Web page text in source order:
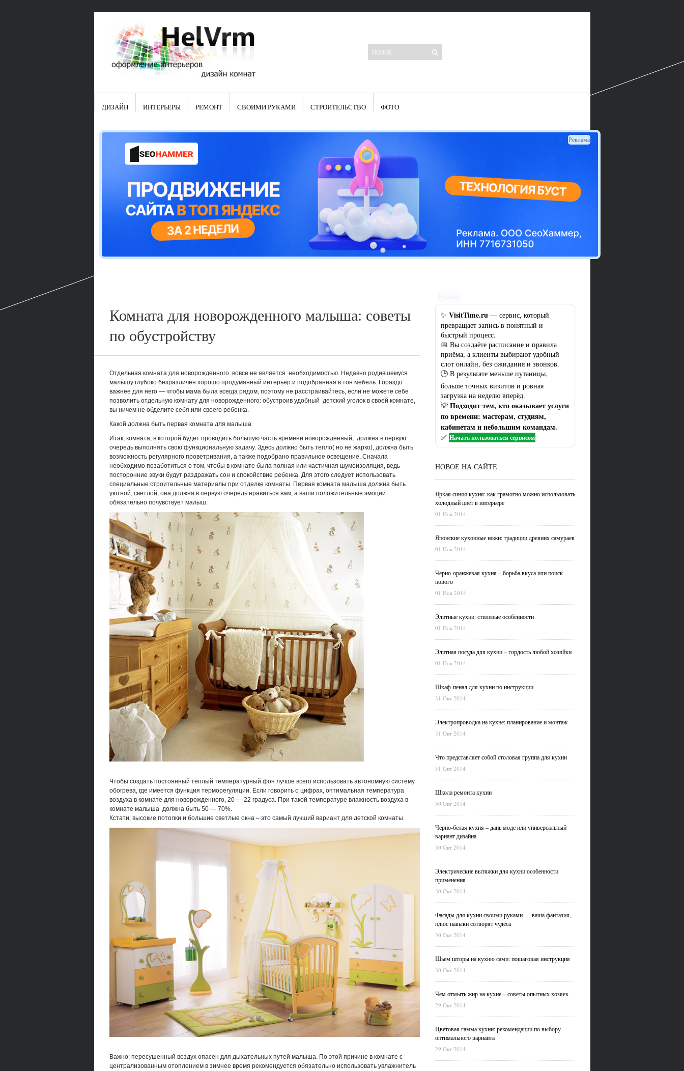
Свежие записи
Японские кухонные ножи: традиции древних самураев
Элитные кухни: стилевые особенности
Элитная посуда для кухни – гордость любой хозяйки
Шкаф-пенал для кухни по инструкции
Электропроводка на кухне: планирование и монтаж
Что представляет собой столовая группа для кухни
Школа ремонта кухни
Черно-белая кухня – дань моде или универсальный вариант дизайна
Электрические вытяжки для кухни:особенности применения
Фасады для кухни своими руками — ваша фантазия, плюс навыки
сотворят чудеса
Шьем шторы на кухню сами: пошаговая инструкция
Чем отмыть жир на кухне – советы опытных хозяек
Цветовая гамма кухни: рекомендации по выбору оптимального
ДИЗАЙН ИНТЕРЬЕРЫ РЕМОНТ СВОИМИ РУКАМИ СТРОИТЕЛЬСТВО ФОТО
Реклама
Комната для новорожденного малыша: советы
по обустройству
Отдельная комната для новорожденного вовсе не является необходимостью. Недавно родившемуся
малышу глубоко безразличен хорошо продуманный интерьер и подобранная в тон мебель. Гораздо
важнее для него — чтобы мама была всегда рядом, поэтому не расстраивайтесь, если не можете себе
позволить отдельную комнату для новорожденного: обустроив удобный детский уголок в своей комнате,
вы ничем не обделите себя или своего ребенка.
Какой должна быть первая комната для малыша
Итак, комната, в которой будет проводить большую часть времени новорожденный, должна в первую
очередь выполнять свою функциональную задачу. Здесь должно быть тепло( но не жарко), должна быть
возможность регулярного проветривания, а также подобрано правильное освещение. Сначала
необходимо позаботиться о том, чтобы в комнате была полная или частичная шумоизоляция, ведь
посторонние звуки будут раздражать сон и спокойствие ребенка. Для этого следует использовать
специальные строительные материалы при отделке комнаты. Первая комната малыша должна быть
уютной, светлой, она должна в первую очередь нравиться вам, а ваши положительные эмоции
обязательно почувствует малыш.
Чтобы создать постоянный теплый температурный фон лучше всего использовать автономную систему
обогрева, где имеется функция терморегуляции. Если говорить о цифрах, оптимальная температура
воздуха в комнате для новорожденного, 20 — 22 градуса. При такой температуре влажность воздуха в
комнате малыша должна быть 50 — 70%.
Кстати, высокие потолки и большие светлые окна – это самый лучший вариант для детской комнаты.
Важно: пересушенный воздух опасен для дыхательных путей малыша. По этой причине в комнате с
централизованным отоплением в зимнее время рекомендуется обязательно использовать увлажнитель
✨ VisitTime.ru — сервис, который
превращает запись в понятный и
быстрый процесс.
📅 Вы создаёте расписание и правила
приёма, а клиенты выбирают удобный
слот онлайн, без ожидания и звонков.
🕒 В результате меньше путаницы,
больше точных визитов и ровная
загрузка на неделю вперёд.
💡 Подходит тем, кто оказывает услуги
по времени: мастерам, студиям,
кабинетам и небольшим командам.
✅ Начать пользоваться сервисом
НОВОЕ НА САЙТЕ
Яркая синяя кухня: как грамотно можно использовать
холодный цвет в интерьере
01 Ноя 2014
Японские кухонные ножи: традиции древних самураев
01 Ноя 2014
Черно-оранжевая кухня – борьба вкуса или поиск
нового
01 Ноя 2014
Элитные кухни: стилевые особенности
01 Ноя 2014
Элитная посуда для кухни – гордость любой хозяйки
01 Ноя 2014
Шкаф-пенал для кухни по инструкции
31 Окт 2014
Электропроводка на кухне: планирование и монтаж
31 Окт 2014
Что представляет собой столовая группа для кухни
31 Окт 2014
Школа ремонта кухни
30 Окт 2014
Черно-белая кухня – дань моде или универсальный
вариант дизайна
30 Окт 2014
Электрические вытяжки для кухни:особенности
применения
30 Окт 2014
Фасады для кухни своими руками — ваша фантазия,
плюс навыки сотворят чудеса
30 Окт 2014
Шьем шторы на кухню сами: пошаговая инструкция
30 Окт 2014
Чем отмыть жир на кухне – советы опытных хозяек
29 Окт 2014
Цветовая гамма кухни: рекомендации по выбору
оптимального варианта
29 Окт 2014